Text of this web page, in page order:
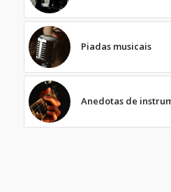
Piadas musicais
Anedotas de